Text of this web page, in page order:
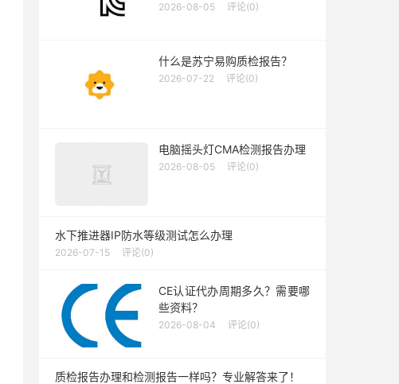
2026-08-05 评论(0)
什么是苏宁易购质检报告？
2026-07-22 评论(0)
电脑摇头灯CMA检测报告办理
2026-08-05 评论(0)
水下推进器IP防水等级测试怎么办理
2026-07-15 评论(0)
CE认证代办周期多久？需要哪
些资料？
2026-08-04 评论(0)
质检报告办理和检测报告一样吗？专业解答来了！